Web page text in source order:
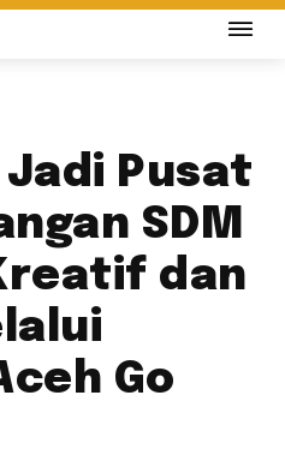
Pusat
SDM
dan
Go